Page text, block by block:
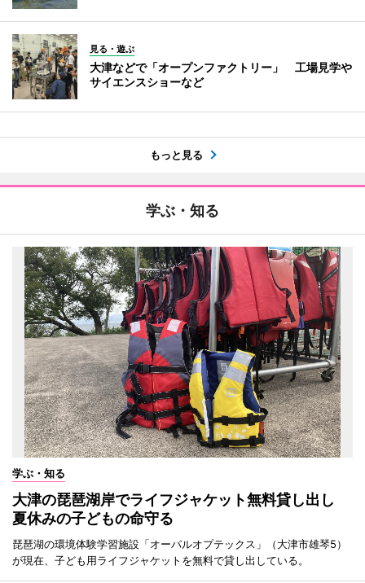
見る・遊ぶ
大津などで「オープンファクトリー」 工場見学や
サイエンスショーなど
もっと見る
学ぶ・知る
学ぶ・知る
大津の琵琶湖岸でライフジャケット無料貸し出し
夏休みの子どもの命守る
琵琶湖の環境体験学習施設「オーパルオプテックス」（大津市雄琴5）
が現在、子ども用ライフジャケットを無料で貸し出している。